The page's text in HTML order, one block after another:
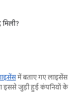
में बताए गए लाइसेंस
इससे जुड़ी हुई कंपनियों के